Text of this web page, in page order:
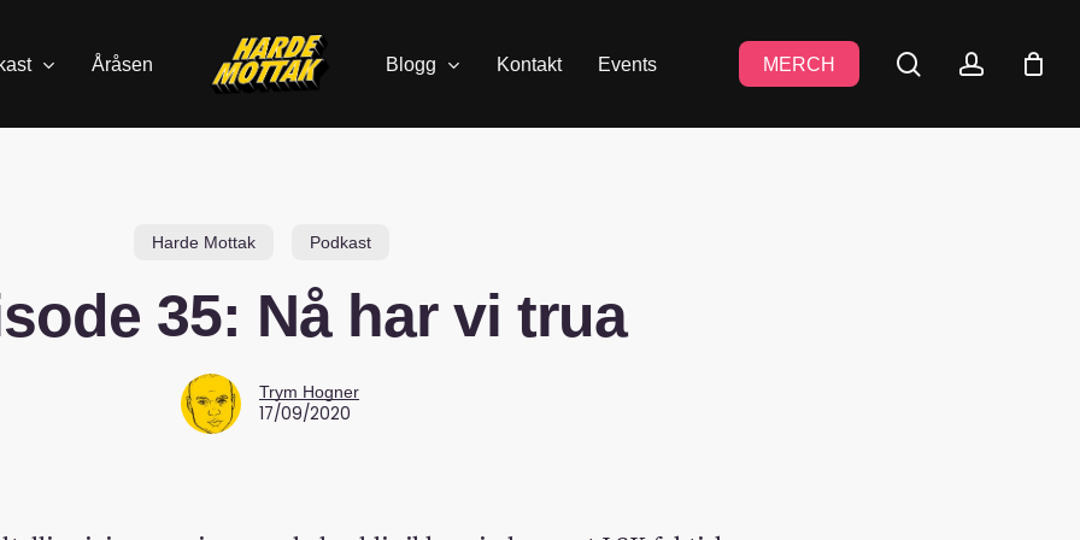
Åråsen Blogg Kontakt Events MERCH search
Harde Mottak Podkast
35: Nå har vi trua
Trym Hogner
17/09/2020